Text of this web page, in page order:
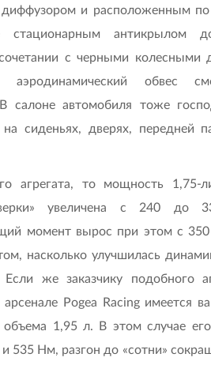
и расположенным по
антикрылом
с черными колесными
аэродинамический обвес
салоне автомобиля тоже
сиденьях, дверях, передней
агрегата, то мощность 1,75-
увеличена с 240 до
момент вырос при этом с
насколько улучшилась
же заказчику подобного
Pogea Racing имеется
1,95 л. В этом случае
и 535 Нм, разгон до «сотни»